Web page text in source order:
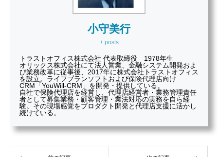
小守美行
+ posts
トラストオフィス株式会社 代表取締役 1978年生
オリックス株式会社にて法人営業、金融システム開発およ
び業務改革に従事後、2017年に株式会社トラストオフィス
を設立。ライフプランソフトおよび保険代理店向け
CRM「YouWill-CRM」を開発・提供している。
自社で保険代理店を経営し、代理店経営者・業務管理責任
者として募集業務・顧客管理・業法対応の実務を自ら経
験。その現場感覚をプロダクト開発と代理店支援に活かし
続けている。